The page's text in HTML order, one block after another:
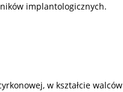
implantologicznych.
w kształcie walców